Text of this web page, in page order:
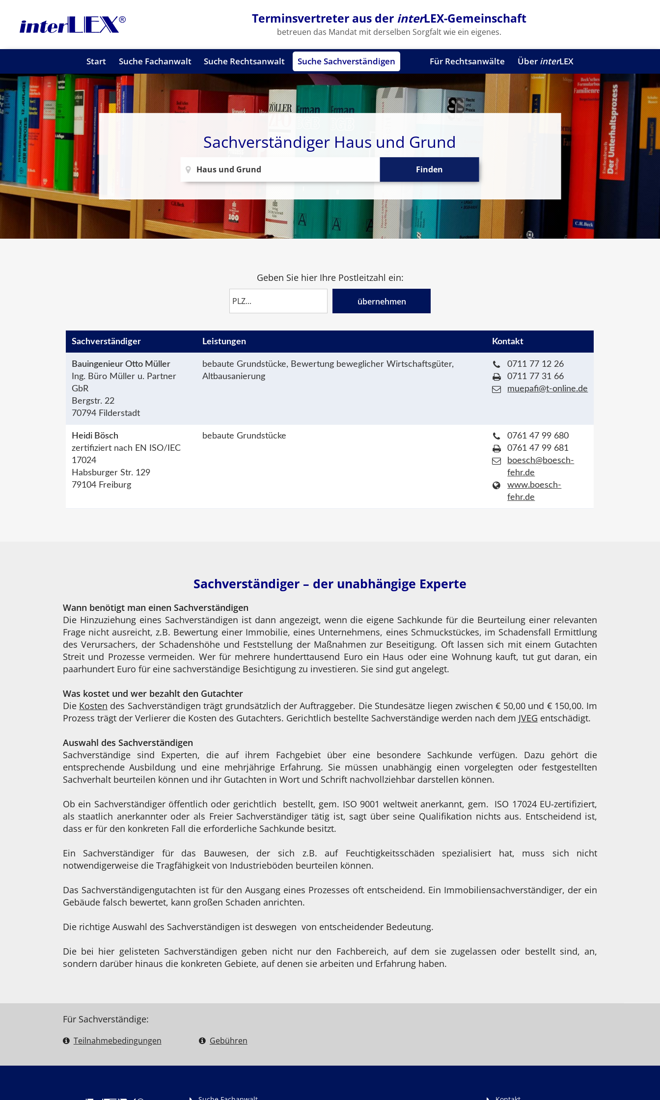
Terminsvertreter aus der interLEX-Gemeinschaft
betreuen das Mandat mit derselben Sorgfalt wie ein eigenes.
Start Suche Fachanwalt Suche Rechtsanwalt Suche Sachverständigen Für Rechtsanwälte Über interLEX
Sachverständiger Haus und Grund
Finden
Geben Sie hier Ihre Postleitzahl ein:
übernehmen
Sachver­ständiger Leistungen Kontakt
Bauingenieur Otto Müller
Ing. Büro Müller u. Partner
GbR
Bergstr. 22
70794 Filderstadt
bebaute Grundstücke, Bewertung beweglicher Wirtschaftsgüter,
Altbausanierung
0711 77 12 26
0711 77 31 66
muepafi@t-online.de
Heidi Bösch
zertifiziert nach EN ISO/IEC
17024
Habsburger Str. 129
79104 Freiburg
bebaute Grundstücke
0761 47 99 680
0761 47 99 681
boesch@boesch-
fehr.de
www.boesch-
fehr.de
Sachverständiger – der unabhängige Experte
Wann benötigt man einen Sachverständigen
Die Hinzuziehung eines Sachverständigen ist dann angezeigt, wenn die eigene Sachkunde für die Beurteilung einer relevanten
Frage nicht ausreicht, z.B. Bewertung einer Immobilie, eines Unternehmens, eines Schmuckstückes, im Schadensfall Ermittlung
des Verursachers, der Schadenshöhe und Feststellung der Maßnahmen zur Beseitigung. Oft lassen sich mit einem Gutachten
Streit und Prozesse vermeiden. Wer für mehrere hunderttausend Euro ein Haus oder eine Wohnung kauft, tut gut daran, ein
paarhundert Euro für eine sachverständige Besichtigung zu investieren. Sie sind gut angelegt.
Was kostet und wer bezahlt den Gutachter
Die Kosten des Sachverständigen trägt grundsätzlich der Auftraggeber. Die Stundesätze liegen zwischen € 50,00 und € 150,00. Im
Prozess trägt der Verlierer die Kosten des Gutachters. Gerichtlich bestellte Sachverständige werden nach dem JVEG entschädigt.
Auswahl des Sachverständigen
Sachverständige sind Experten, die auf ihrem Fachgebiet über eine besondere Sachkunde verfügen. Dazu gehört die
entsprechende Ausbildung und eine mehrjährige Erfahrung. Sie müssen unabhängig einen vorgelegten oder festgestellten
Sachverhalt beurteilen können und ihr Gutachten in Wort und Schrift nachvollziehbar darstellen können.
Ob ein Sachverständiger öffentlich oder gerichtlich bestellt, gem. ISO 9001 weltweit anerkannt, gem. ISO 17024 EU-zertifiziert,
als staatlich anerkannter oder als Freier Sachverständiger tätig ist, sagt über seine Qualifikation nichts aus. Entscheidend ist,
dass er für den konkreten Fall die erforderliche Sachkunde besitzt.
Ein Sachverständiger für das Bauwesen, der sich z.B. auf Feuchtigkeitsschäden spezialisiert hat, muss sich nicht
notwendigerweise die Tragfähigkeit von Industrieböden beurteilen können.
Das Sachverständigengutachten ist für den Ausgang eines Prozesses oft entscheidend. Ein Immobiliensachverständiger, der ein
Gebäude falsch bewertet, kann großen Schaden anrichten.
Die richtige Auswahl des Sachverständigen ist deswegen von entscheidender Bedeutung.
Die bei hier gelisteten Sachverständigen geben nicht nur den Fachbereich, auf dem sie zugelassen oder bestellt sind, an,
sondern darüber hinaus die konkreten Gebiete, auf denen sie arbeiten und Erfahrung haben.
Für Sachverständige:
Teilnahme­bedingungen Gebühren